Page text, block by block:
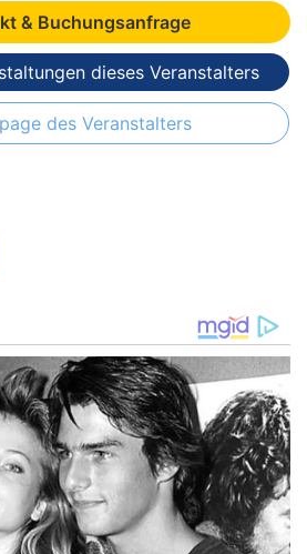
& Buchungsanfrage
dieses Veranstalters
des Veranstalters